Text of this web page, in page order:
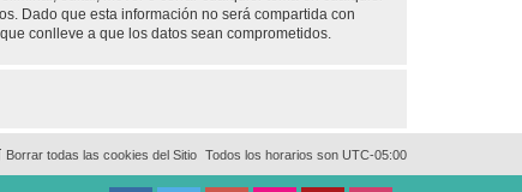
Dado que esta información no será compartida con
conlleve a que los datos sean comprometidos.
Todos los horarios son UTC-05:00
Borrar todas las cookies del Sitio